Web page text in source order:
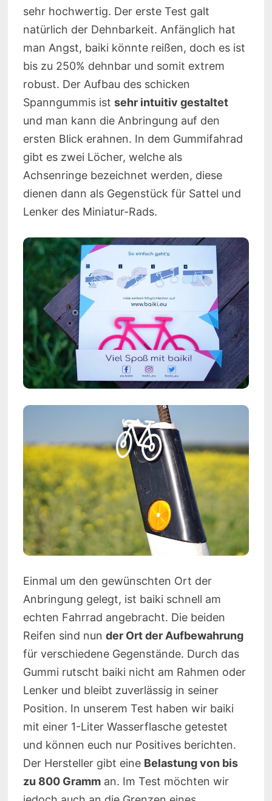
sehr hochwertig. Der erste Test galt
natürlich der Dehnbarkeit. Anfänglich hat
man Angst, baiki könnte reißen, doch es ist
bis zu 250% dehnbar und somit extrem
robust. Der Aufbau des schicken
Spanngummis ist sehr intuitiv gestaltet
und man kann die Anbringung auf den
ersten Blick erahnen. In dem Gummifahrad
gibt es zwei Löcher, welche als
Achsenringe bezeichnet werden, diese
dienen dann als Gegenstück für Sattel und
Lenker des Miniatur-Rads.
Einmal um den gewünschten Ort der
Anbringung gelegt, ist baiki schnell am
echten Fahrrad angebracht. Die beiden
Reifen sind nun der Ort der Aufbewahrung
für verschiedene Gegenstände. Durch das
Gummi rutscht baiki nicht am Rahmen oder
Lenker und bleibt zuverlässig in seiner
Position. In unserem Test haben wir baiki
mit einer 1-Liter Wasserflasche getestet
und können euch nur Positives berichten.
Der Hersteller gibt eine Belastung von bis
zu 800 Gramman. Im Test möchten wir